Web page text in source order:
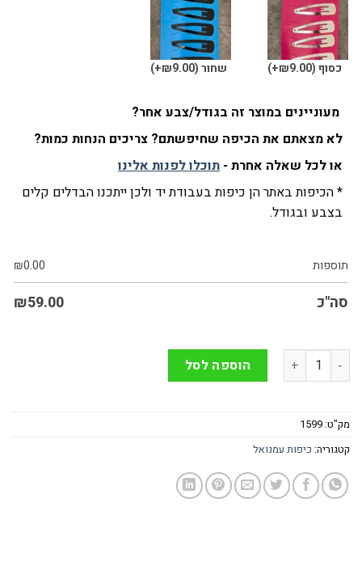
כסוף(₪9.00+) שחור(₪9.00+)
מעוניינים במוצר זה בגודל/צבע אחר?
לא מצאתם את הכיפה שחיפשתם? צריכים הנחות כמות?
או לכל שאלה אחרת - תוכלו לפנות אלינו
* הכיפות באתר הן כיפות בעבודת יד ולכן ייתכנו הבדלים קלים
בצבע ובגודל.
תוספות ₪0.00
סה"כ ₪59.00
כמות של כיפה ירושלים בשקיעה של האמן יאיר עמנואל
הוספה לסל
מק"ט: 1599
קטגוריה: כיפות עמנואל